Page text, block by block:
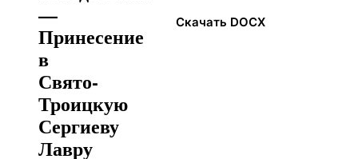
—
Принесение
в
Свято-
Троицкую
Сергиеву
Лавру
Скачать DOCX